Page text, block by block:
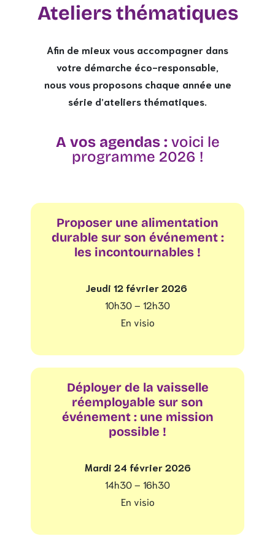
Ateliers thématiques
Afin de mieux vous accompagner dans
votre démarche éco-responsable,
nous vous proposons chaque année une
série d’ateliers thématiques.
A vos agendas :voici le
programme 2026 !
Proposer une alimentation
durable sur son événement :
les incontournables !
Jeudi 12 février 2026
10h30 – 12h30
En visio
Déployer de la vaisselle
réemployable sur son
événement : une mission
possible !
Mardi 24 février 2026
14h30 – 16h30
En visio